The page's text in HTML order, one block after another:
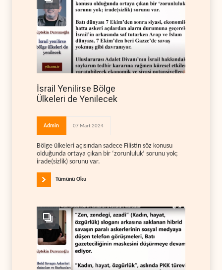
İsrail Yenilirse Bölge
Ülkeleri de Yenilecek
Admin 07 Mart 2024
Bölge ülkeleri açısından sadece Filistin söz konusu
olduğunda ortaya çıkan bir ‘zorunluluk’ sorunu yok;
irade(sizlik) sorunu var.
Tümünü Oku